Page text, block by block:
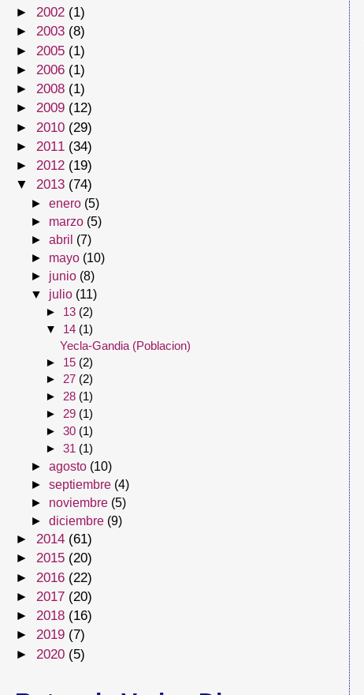
► 2002 (1)
► 2003 (8)
► 2005 (1)
► 2006 (1)
► 2008 (1)
► 2009 (12)
► 2010 (29)
► 2011 (34)
► 2012 (19)
▼ 2013 (74)
►enero (5)
► marzo (5)
►abril (7)
► mayo (10)
► junio (8)
▼ julio (11)
► 13 (2)
▼ 14 (1)
Yecla-Gandia (Poblacion)
► 15 (2)
► 27 (2)
► 28 (1)
► 29 (1)
► 30 (1)
► 31 (1)
►agosto (10)
►septiembre (4)
► noviembre (5)
►diciembre (9)
► 2014 (61)
► 2015 (20)
► 2016 (22)
► 2017 (20)
► 2018 (16)
► 2019 (7)
► 2020 (5)